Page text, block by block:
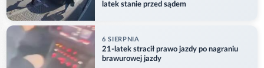
latek stanie przed sądem
6 SIERPNIA
21-latek stracił prawo jazdy po nagraniu
brawurowej jazdy